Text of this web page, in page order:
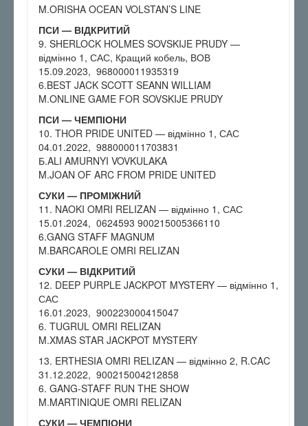
M.ORISHA OCEAN VOLSTAN’S LINE
ПСИ — ВІДКРИТИЙ
9. SHERLOCK HOLMES SOVSKIJE PRUDY —
відмінно 1, САС, Кращий кобель, ВОВ
15.09.2023, 968000011935319
6.BEST JACK SCOTT SEANN WILLIAM
M.ONLINE GAME FOR SOVSKIJE PRUDY
ПСИ — ЧЕМПІОНИ
10. THOR PRIDE UNITED — відмінно 1, САС
04.01.2022, 988000011703831
Б.ALI AMURNYI VOVKULAKA
M.JOAN OF ARC FROM PRIDE UNITED
СУКИ — ПРОМІЖНИЙ
11. NAOKI OMRI RELIZAN — відмінно 1, САС
15.01.2024, 0624593 900215005366110
6.GANG STAFF MAGNUM
M.BARCAROLE OMRI RELIZAN
СУКИ — ВІДКРИТИЙ
12. DEEP PURPLE JACKPOT MYSTERY — відмінно 1,
САС
16.01.2023, 900223000415047
6. TUGRUL OMRI RELIZAN
M.XMAS STAR JACKPOT MYSTERY
13. ERTHESIA OMRI RELIZAN — відмінно 2, R.CAC
31.12.2022, 900215004212858
6. GANG-STAFF RUN THE SHOW
M.MARTINIQUE OMRI RELIZAN
СУКИ — ЧЕМПІОНИ